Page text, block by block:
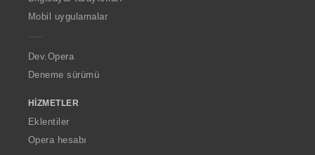
p
a
Mobil uygulamalar
Dev.Opera
Deneme sürümü
HIZMETLER
Eklentiler
Opera hesabı